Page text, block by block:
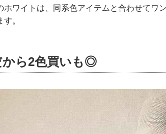
ホワイトは、同系色アイテムと合わせてワ
。
から2色買いも◎